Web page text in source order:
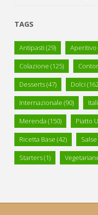
TAGS
Antipasti (29) Aperitivo
Colazione (125)
Desserts(47) Dolci
Internazionale (90)
Merenda (150) Piatto
Ricetta Base (42) Salse
Starters(1)